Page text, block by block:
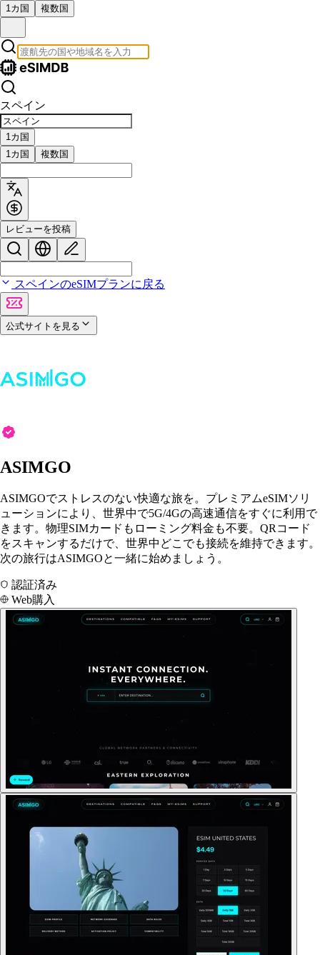
1カ国 複数国
スペイン
1カ国
1カ国
複数国
レビューを投稿
スペインのeSIMプランに戻る
公式サイトを見る
ASIMGO
ASIMGOでストレスのない快適な旅を。プレミアムeSIMソリ
ューションにより、世界中で5G/4Gの高速通信をすぐに利用で
きます。物理SIMカードもローミング料金も不要。QRコード
をスキャンするだけで、世界中どこでも接続を維持できます。
次の旅行はASIMGOと一緒に始めましょう。
認証済み
Web購入